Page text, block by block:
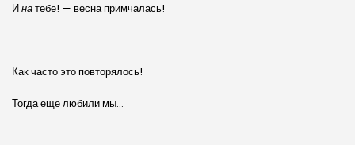
Инатебе! — весна примчалась!
Как часто это повторялось!
Тогда еще любили мы…